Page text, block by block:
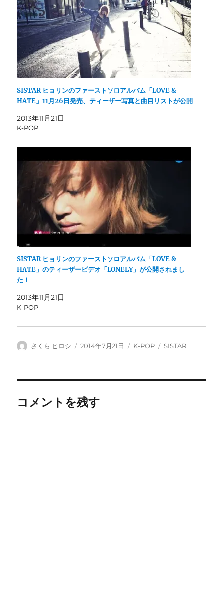
SISTAR ヒョリンのファーストソロアルバム「LOVE &
HATE」11月26日発売、ティーザー写真と曲目リストが公開
2013年11月21日
K-POP
SISTAR ヒョリンのファーストソロアルバム「LOVE &
HATE」のティーザービデオ「LONELY」が公開されまし
た！
2013年11月21日
K-POP
投
さくら ヒロシ
投
2014年7月21日
カ
K-POP
タ
SISTAR
コメントを残す